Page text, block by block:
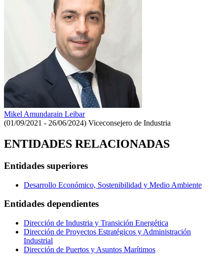
Mikel Amundarain Leibar
(01/09/2021 - 26/06/2024) Viceconsejero de Industria
ENTIDADES RELACIONADAS
Entidades superiores
Desarrollo Económico, Sostenibilidad y Medio Ambiente
Entidades dependientes
Dirección de Industria y Transición Energética
Dirección de Proyectos Estratégicos y Administración
Industrial
Dirección de Puertos y Asuntos Marítimos